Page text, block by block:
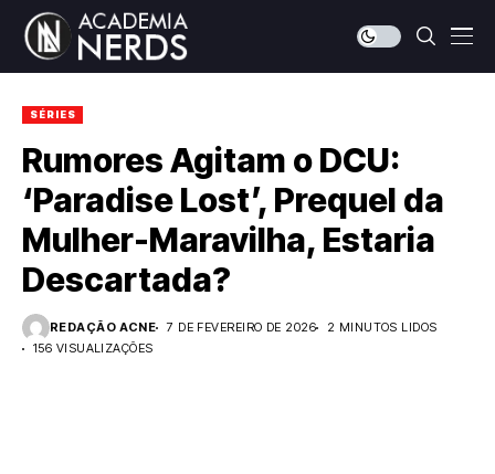
SÉRIES
Rumores Agitam o DCU:
‘Paradise Lost’, Prequel da
Mulher-Maravilha, Estaria
Descartada?
REDAÇÃO ACNE 7 DE FEVEREIRO DE 2026
2 MINUTOS LIDOS
156 VISUALIZAÇÕES